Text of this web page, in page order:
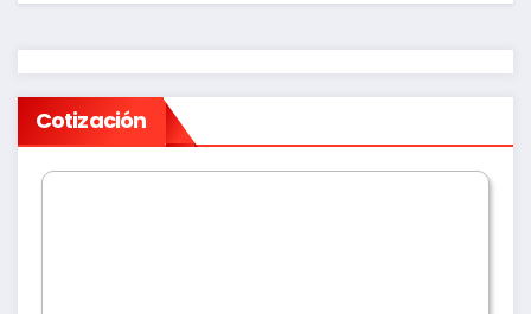
Cotización